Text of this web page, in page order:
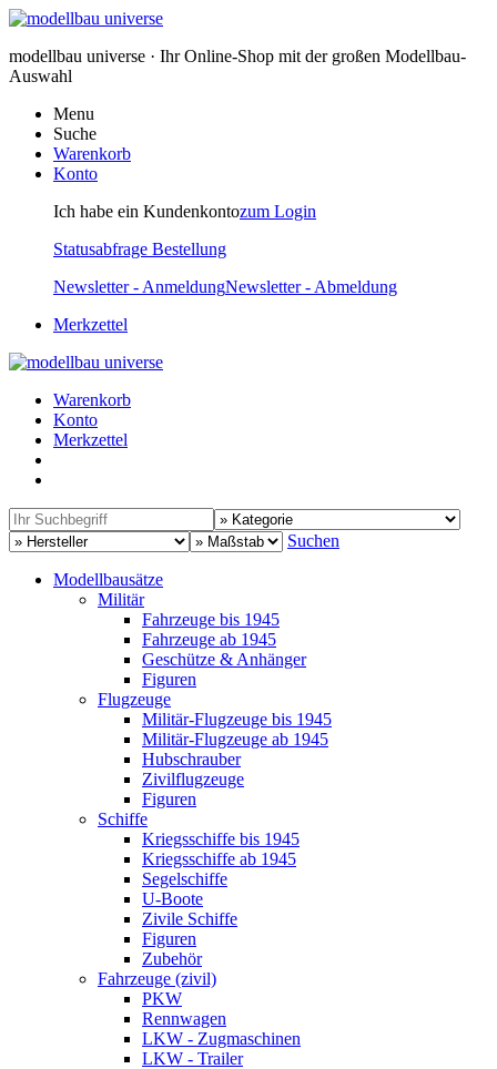
modellbau universe · Ihr Online-Shop mit der großen Modellbau-
Auswahl
Menu
Suche
Warenkorb
Konto
Ich habe ein Kundenkontozum Login
Statusabfrage Bestellung
Newsletter - AnmeldungNewsletter - Abmeldung
Merkzettel
Warenkorb
Konto
Merkzettel
Suchen
Modellbausätze
Militär
Fahrzeuge bis 1945
Fahrzeuge ab 1945
Geschütze & Anhänger
Figuren
Flugzeuge
Militär-Flugzeuge bis 1945
Militär-Flugzeuge ab 1945
Hubschrauber
Zivilflugzeuge
Figuren
Schiffe
Kriegsschiffe bis 1945
Kriegsschiffe ab 1945
Segelschiffe
U-Boote
Zivile Schiffe
Figuren
Zubehör
Fahrzeuge (zivil)
PKW
Rennwagen
LKW - Zugmaschinen
LKW - Trailer